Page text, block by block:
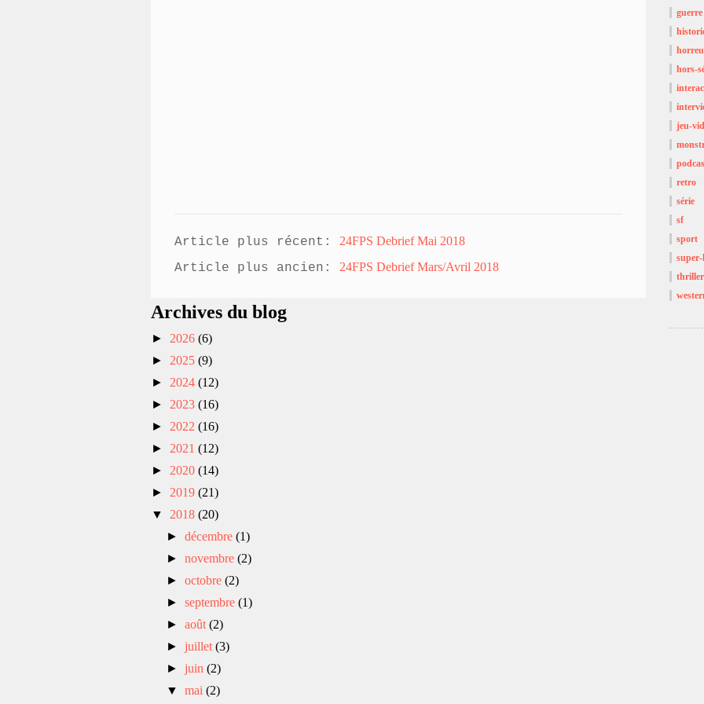
Article plus récent: 24FPS Debrief Mai 2018
Article plus ancien: 24FPS Debrief Mars/Avril 2018
Archives du blog
► 2026 (6)
► 2025 (9)
► 2024 (12)
► 2023 (16)
► 2022 (16)
► 2021 (12)
► 2020 (14)
► 2019 (21)
▼ 2018 (20)
►décembre(1)
►novembre(2)
►octobre(2)
►septembre(1)
►août(2)
►juillet(3)
►juin(2)
▼mai(2)
guerre
hors-
jeu-
retro
série
sf
sport
super-
thriller